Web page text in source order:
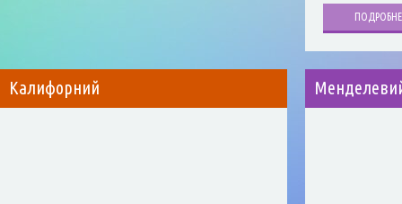
Калифорний